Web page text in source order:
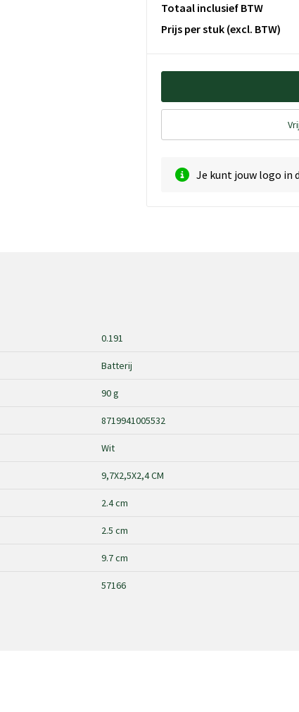
Totaal inclusief BTW
Prijs per stuk (excl. BTW)
Je kunt jouw logo in
0.191
Batterij
90 g
8719941005532
Wit
9,7X2,5X2,4 CM
2.4 cm
2.5 cm
9.7 cm
57166